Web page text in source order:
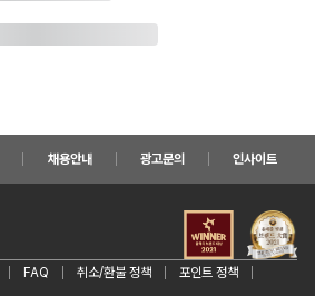
채용안내 광고문의 인사이트
FAQ 취소/환불 정책
포인트 정책